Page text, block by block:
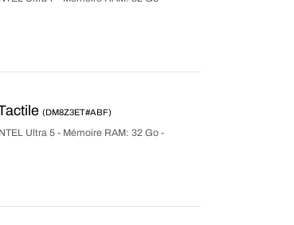
(DM8Z3ET#ABF)
Ultra 5 - Mémoire RAM: 32 Go -